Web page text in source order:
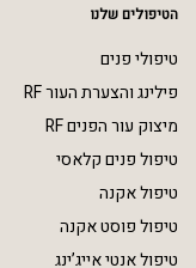
הטיפולים שלנו
טיפולי פנים
פילינג והצערת העור RF
מיצוק עור הפנים RF
טיפול פנים קלאסי
טיפול אקנה
טיפול פוסט אקנה
טיפול אנטי אייג’ינג